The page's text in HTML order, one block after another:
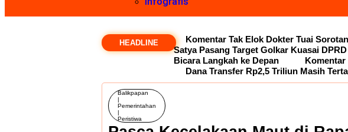
HEADLINE Komentar Tak Elok Dokter Tuai
Satya Pasang Target Golkar Kuasai
Bicara Langkah ke Depan
Komentar
Dana Transfer Rp2,5 Triliun Masih
Balikpapan
|
Pemerintahan
|
Peristiwa